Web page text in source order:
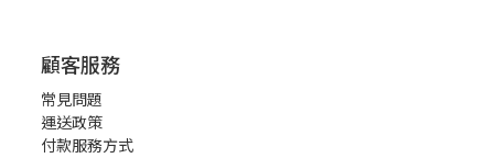
顧客服務
常見問題
運送政策
付款服務方式